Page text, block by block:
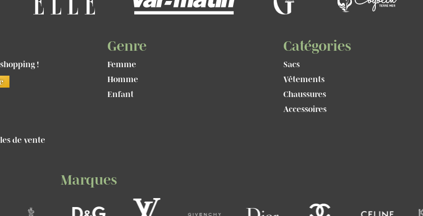
!
de vente
Genre
Femme
Homme
Enfant
Catégories
Sacs
Vêtements
Chaussures
Accessoires
Marques